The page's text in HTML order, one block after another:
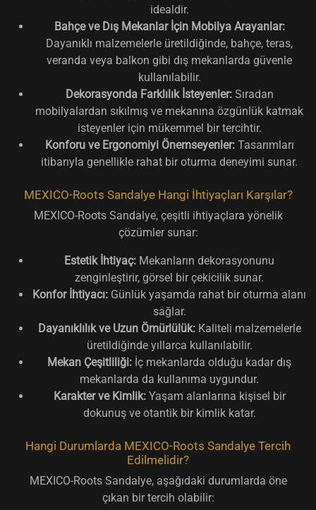
idealdir.
Bahçe ve Dış Mekanlar İçin Mobilya Arayanlar:
Dayanıklı malzemelerle üretildiğinde, bahçe, teras,
veranda veya balkon gibi dış mekanlarda güvenle
kullanılabilir.
Dekorasyonda Farklılık İsteyenler:Sıradan
mobilyalardan sıkılmış ve mekanına özgünlük katmak
isteyenler için mükemmel bir tercihtir.
Konforu ve Ergonomiyi Önemseyenler:Tasarımları
itibarıyla genellikle rahat bir oturma deneyimi sunar.
MEXICO-Roots Sandalye Hangi İhtiyaçları Karşılar?
MEXICO-Roots Sandalye, çeşitli ihtiyaçlara yönelik
çözümler sunar:
Estetik İhtiyaç: Mekanların dekorasyonunu
zenginleştirir, görsel bir çekicilik sunar.
Konfor İhtiyacı: Günlük yaşamda rahat bir oturma alanı
sağlar.
Dayanıklılık ve Uzun Ömürlülük:Kaliteli malzemelerle
üretildiğinde yıllarca kullanılabilir.
Mekan Çeşitliliği: İç mekanlarda olduğu kadar dış
mekanlarda da kullanıma uygundur.
Karakter ve Kimlik:Yaşam alanlarına kişisel bir
dokunuş ve otantik bir kimlik katar.
Hangi Durumlarda MEXICO-Roots Sandalye Tercih
Edilmelidir?
MEXICO-Roots Sandalye, aşağıdaki durumlarda öne
çıkan bir tercih olabilir: